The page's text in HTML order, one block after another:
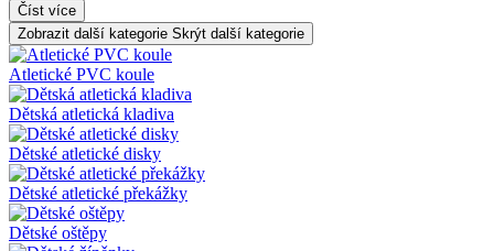
Číst více
Zobrazit další kategorie Skrýt další kategorie
Atletické PVC koule
Dětská atletická kladiva
Dětské atletické disky
Dětské atletické překážky
Dětské oštěpy